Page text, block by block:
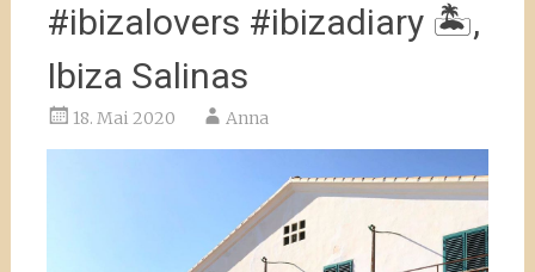
#ibizalovers #ibizadiary 🏝,
Ibiza Salinas
18. Mai 2020 Anna